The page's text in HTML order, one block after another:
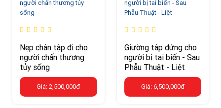
Nẹp chân tập đi cho
người chấn thương
tủy sống
Giá: 2,500,000đ
Giường tập đứng cho
người bị tai biến - Sau
Phẫu Thuật - Liệt
Giá: 6,500,000đ